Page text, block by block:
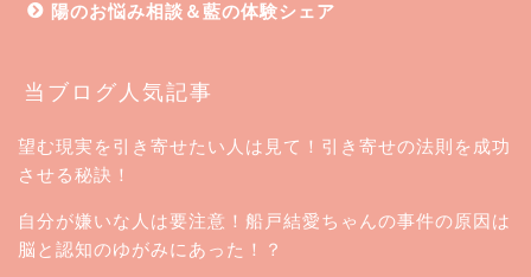
陽のお悩み相談＆藍の体験シェア
当ブログ人気記事
望む現実を引き寄せたい人は見て！引き寄せの法則を成功
させる秘訣！
自分が嫌いな人は要注意！船戸結愛ちゃんの事件の原因は
脳と認知のゆがみにあった！？